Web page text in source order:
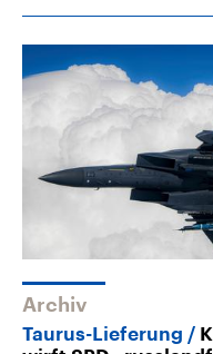
Archiv
Taurus-Lieferung